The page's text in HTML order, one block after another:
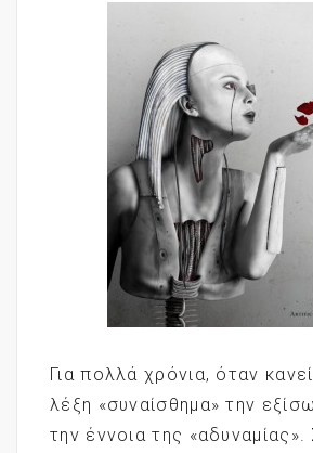
Για πολλά χρόνια, όταν
λέξη «συναίσθημα» την
την έννοια της «αδυναμίας».